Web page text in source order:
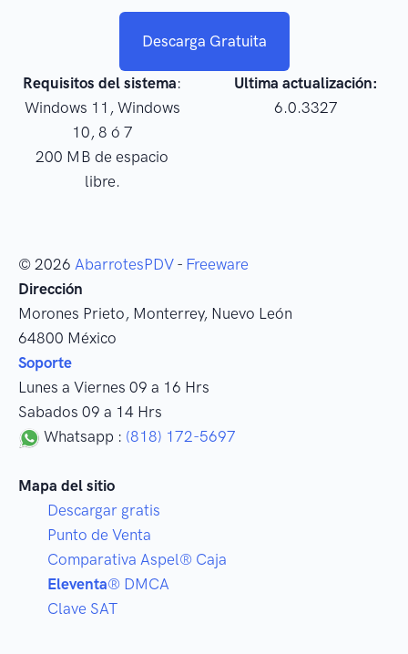
Descarga Gratuita
Requisitos del sistema:
Windows 11, Windows
10, 8 ó 7
200 MB de espacio
libre.
Ultima actualización:
6.0.3327
© 2026 AbarrotesPDV - Freeware
Dirección
Morones Prieto, Monterrey, Nuevo León
64800 México
Soporte
Lunes a Viernes 09 a 16 Hrs
Sabados 09 a 14 Hrs
Whatsapp : (818) 172-5697
Mapa del sitio
Descargar gratis
Punto de Venta
Comparativa Aspel® Caja
Eleventa® DMCA
Clave SAT